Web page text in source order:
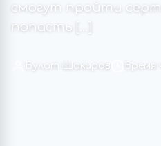
смогут пройти
попасть […]
Булат Шакиров Время